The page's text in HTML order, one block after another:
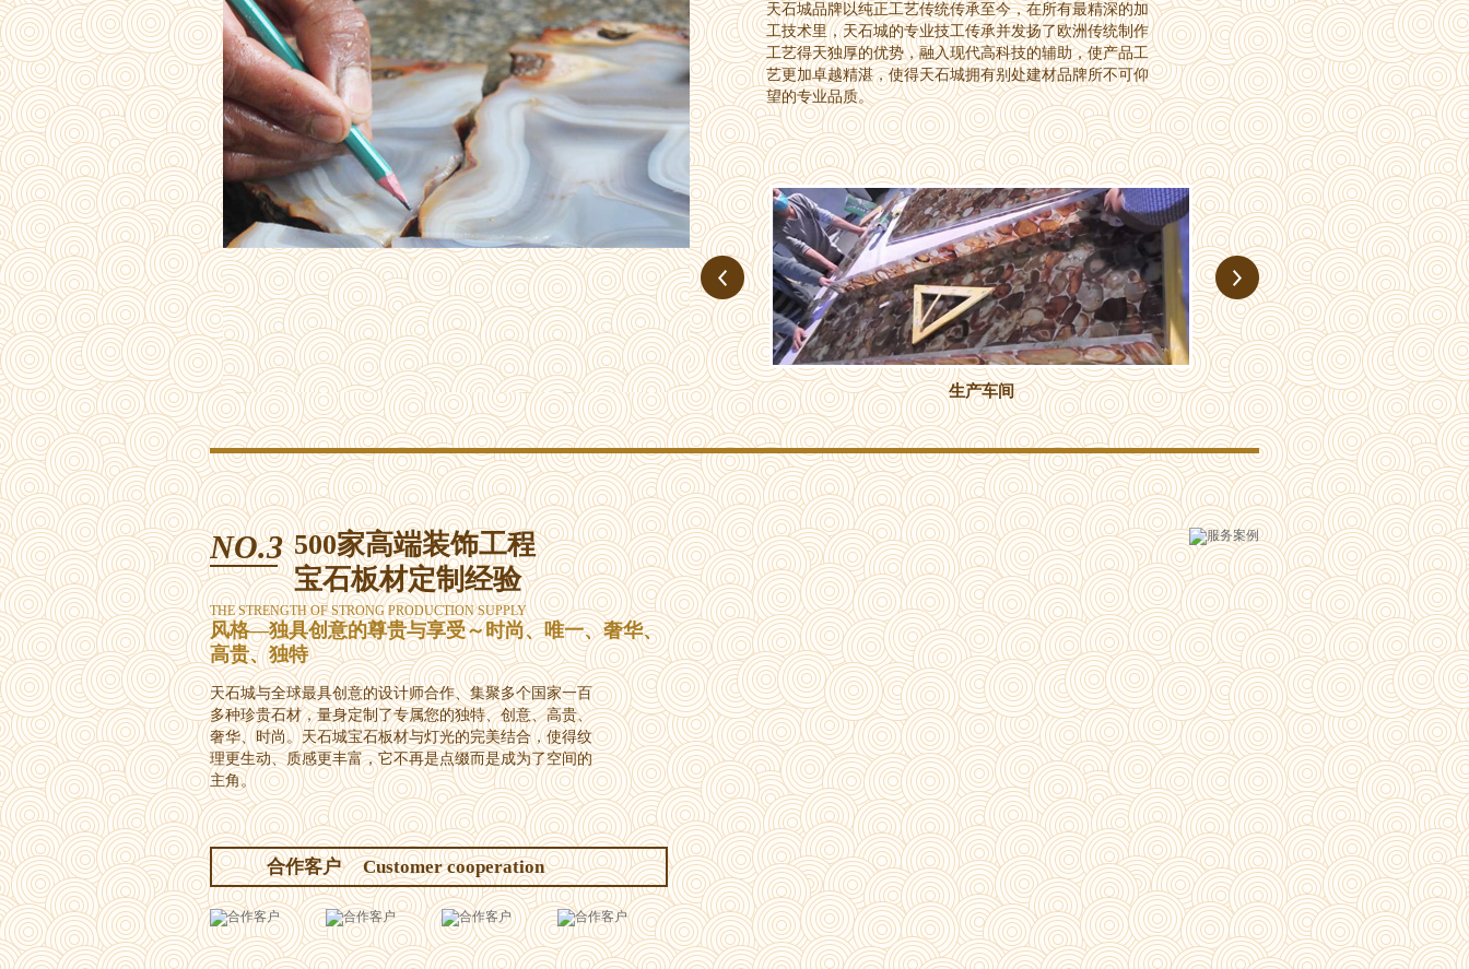
天石城品牌以纯正工艺传统传承至今，在所有最精深的加
工技术里，天石城的专业技工传承并发扬了欧洲传统制作
工艺得天独厚的优势，融入现代高科技的辅助，使产品工
艺更加卓越精湛，使得天石城拥有别处建材品牌所不可仰
望的专业品质。
生产车间 精深工艺
NO.3 500家高端装饰工程
宝石板材定制经验
THE STRENGTH OF STRONG PRODUCTION SUPPLY
风格—独具创意的尊贵与享受～时尚、唯一、奢华、
高贵、独特
天石城与全球最具创意的设计师合作、集聚多个国家一百
多种珍贵石材，量身定制了专属您的独特、创意、高贵、
奢华、时尚。天石城宝石板材与灯光的完美结合，使得纹
理更生动、质感更丰富，它不再是点缀而是成为了空间的
主角。
合作客户 Customer cooperation